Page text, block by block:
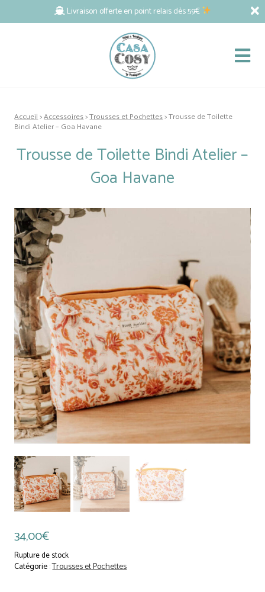
Livraison offerte en point relais dès 59€
Accueil>Accessoires>Trousses et Pochettes> Trousse de Toilette
Bindi Atelier – Goa Havane
Trousse de Toilette Bindi Atelier –
Goa Havane
34,00€
Rupture de stock
Catégorie :Trousses et Pochettes